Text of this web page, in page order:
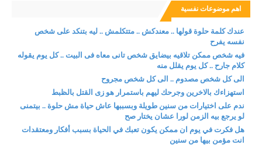
اهم موضوعات نفسية
عندك كلمة حلوة قولها .. معندكش .. متتكلمش .. ليه بتنكد على شخص
نفسه يفرح
فيه شخص ممكن تلاقيه بيضايق شخص تانى معاه فى البيت .. كل يوم يقوله
كلام جارح .. كل يوم يقلل منه
الى كل شخص مصدوم .. الى كل شخص مجروح
استهزاءك بالاخرين وجرحك ليهم باستمرار هو زى القتل بالظبط
ندم على اختيارات من سنين طويلة وبسببها عاش حياة مش حلوة .. بيتمنى
لو يرجع بيه الزمن لورا عشان يختار صح
هل فكرت في يوم ان ممكن يكون تعبك في الحياة بسبب أفكار ومعتقدات
انت مؤمن بيها من سنين